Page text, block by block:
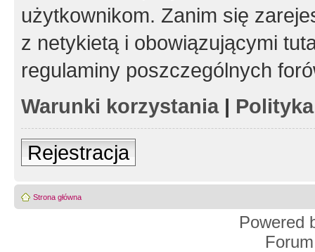
użytkownikom. Zanim się
z netykietą i obowiązującymi
regulaminy poszczególnych
Warunki korzystania|
Rejestracja
Strona główna
Powered